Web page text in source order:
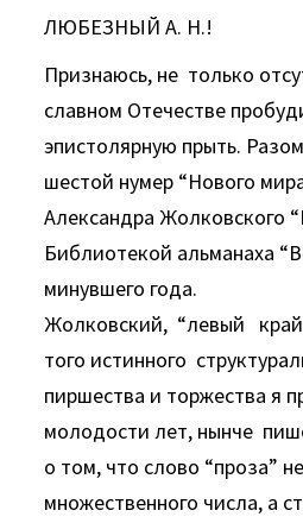
ЛЮБЕЗНЫЙ А. Н.!
Признаюсь, не только
славном Отечестве
эпистолярную прыть.
шестой нумер “Нового
Александра Жолковского
Библиотекой альманаха
минувшего года.
Жолковский, “левый
того истинного
пиршества и торжества я
молодости лет, нынче
о том, что слово “проза”
множественного числа, а